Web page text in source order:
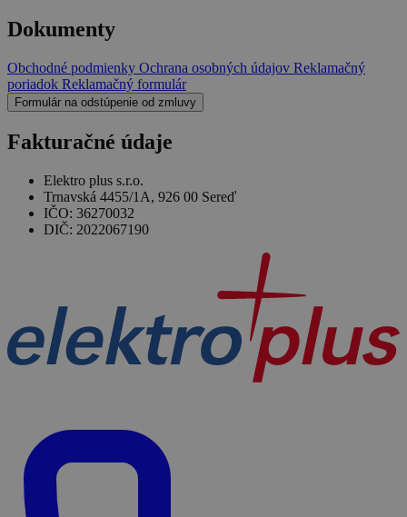
Dokumenty
Obchodné podmienky Ochrana osobných údajov Reklamačný
poriadok Reklamačný formulár
Formulár na odstúpenie od zmluvy
Fakturačné údaje
Elektro plus s.r.o.
Trnavská 4455/1A, 926 00 Sereď
IČO: 36270032
DIČ: 2022067190